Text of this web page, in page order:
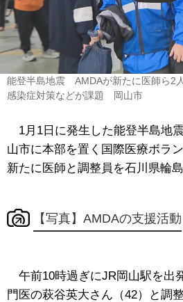
能登半島地震 AMDAが新たに医師ら2
感染症対策などが課題 岡山市
1月1日に発生した能登半島地
山市に本部を置く国際医療ボラ
新たに医師と調整員を石川県輪
【写真】AMDAの支援活動
午前10時過ぎにJR岡山駅を出
門医の萩谷英大さん（42）と調